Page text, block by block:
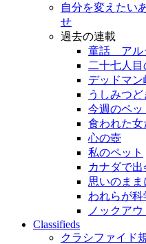
自分を変えたい
せ
過去の連載
童話 アル
二十七人目
デッドマン
うしみつど
今週のペッ
食われた女
心の壺
私のペット
カナダで出
思いのま
われらが科
ノックア
Classifieds
クラシファイド